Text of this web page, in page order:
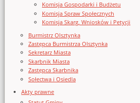
Komisja Gospodarki i Budżetu
Komisja Spraw Społecznych
Komisja Skarg, Wniosków i Petycji
Burmistrz Olsztynka
Zastępca Burmistrza Olsztynka
Sekretarz Miasta
Skarbnik Miasta
Zastępca Skarbnika
Sołectwa i Osiedla
Akty prawne